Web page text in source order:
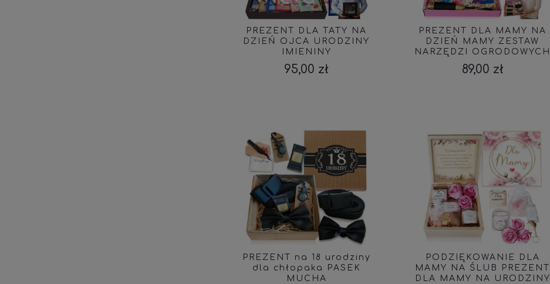
PREZENT DLA TATY NA
DZIEŃ OJCA URODZINY
IMIENINY
95,00 zł
PREZENT DLA MAMY NA
DZIEŃ MAMY ZESTAW
NARZĘDZI OGRODOWYCH
89,00 zł
PREZENT na 18 urodziny
dla chłopaka PASEK
MUCHA
PODZIĘKOWANIE DLA
MAMY NA ŚLUB PREZENT
DLA MAMY NA URODZINY